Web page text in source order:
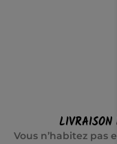
LIVRAISON
Vous n’habitez pas